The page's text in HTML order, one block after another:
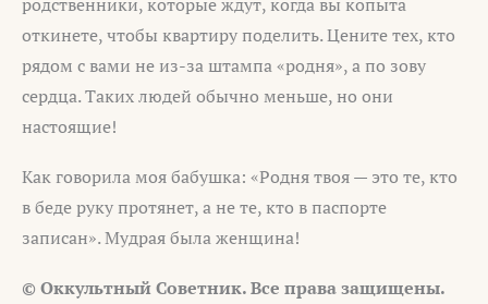
откинете, чтобы квартиру поделить. Цените тех, кто
рядом с вами не из-за штампа «родня», а по зову
сердца. Таких людей обычно меньше, но они
настоящие!
Как говорила моя бабушка: «Родня твоя — это те, кто
в беде руку протянет, а не те, кто в паспорте
записан». Мудрая была женщина!
© Оккультный Советник. Все права защищены.